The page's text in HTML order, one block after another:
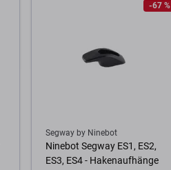
-67 %
Segway by Ninebot
Ninebot Segway ES1, ES2,
ES3, ES4 - Hakenaufhänge